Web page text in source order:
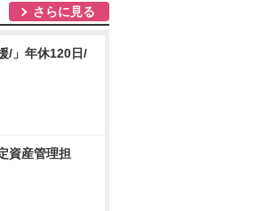
さらに見る
/」年休120日/
資産管理担